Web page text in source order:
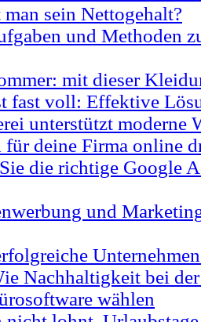
sein Nettogehalt?
und Methoden
mit dieser
fast voll: Effektive
unterstützt moderne
für deine Firma online
die richtige Google
und
Nachhaltigkeit bei
wählen